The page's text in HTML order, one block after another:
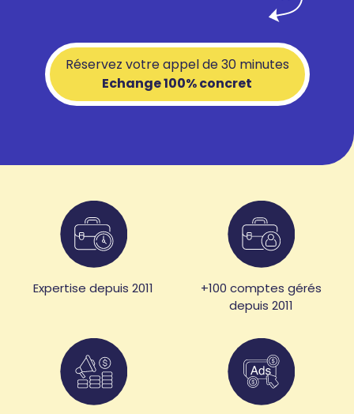
Réservez votre appel de 30 minutes
Echange 100% concret
Expertise depuis 2011
+100 comptes gérés
depuis 2011